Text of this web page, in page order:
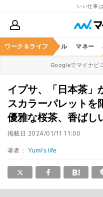
いい仕事
ワーク＆ライフ
ア ビジネススキル マネー
Googleでマイナビ
イプサ、「日本茶」
スカラーパレットを
優雅な桜茶、香ばし
掲載日 2024/01/11 11:00
著者： Yumi's life